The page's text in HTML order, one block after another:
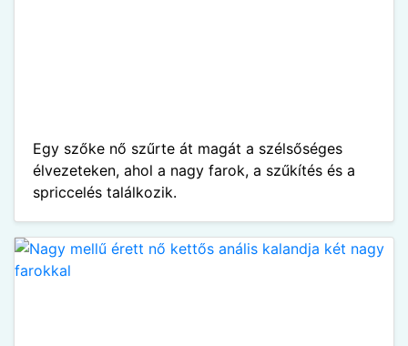
Egy szőke nő szűrte át magát a szélsőséges
élvezeteken, ahol a nagy farok, a szűkítés és a
spriccelés találkozik.